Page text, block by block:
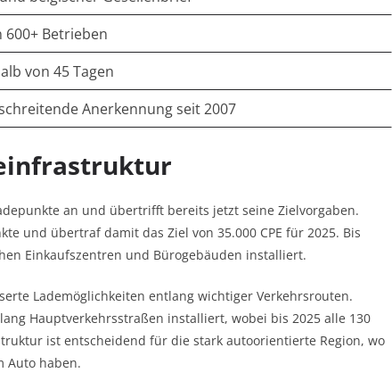
600+ Betrieben
von 45 Tagen
Anerkennung seit 2007
an und übertrifft bereits jetzt seine Zielvorgaben.
und übertraf damit das Ziel von 35.000 CPE für 2025. Bis
Einkaufszentren und Bürogebäuden installiert.​
Lademöglichkeiten entlang wichtiger Verkehrsrouten.
Hauptverkehrsstraßen installiert, wobei bis 2025 alle 130
ist entscheidend für die stark autoorientierte Region, wo
Auto haben.​